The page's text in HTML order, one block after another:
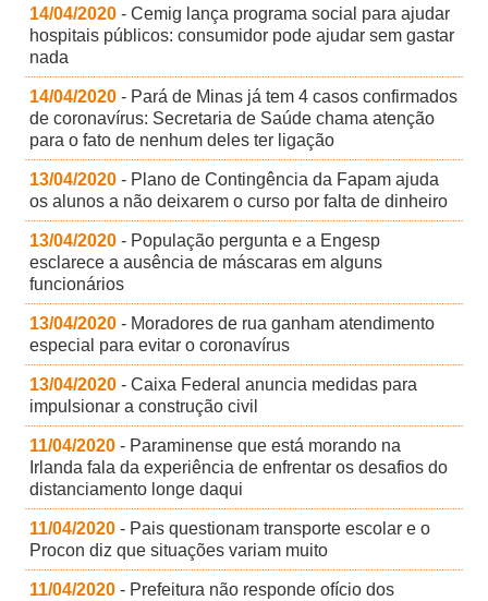
14/04/2020 - Cemig lança programa social para ajudar
hospitais públicos: consumidor pode ajudar sem gastar
nada
14/04/2020 - Pará de Minas já tem 4 casos confirmados
de coronavírus: Secretaria de Saúde chama atenção
para o fato de nenhum deles ter ligação
13/04/2020 - Plano de Contingência da Fapam ajuda
os alunos a não deixarem o curso por falta de dinheiro
13/04/2020 - População pergunta e a Engesp
esclarece a ausência de máscaras em alguns
funcionários
13/04/2020 - Moradores de rua ganham atendimento
especial para evitar o coronavírus
13/04/2020 - Caixa Federal anuncia medidas para
impulsionar a construção civil
11/04/2020 - Paraminense que está morando na
Irlanda fala da experiência de enfrentar os desafios do
distanciamento longe daqui
11/04/2020 - Pais questionam transporte escolar e o
Procon diz que situações variam muito
11/04/2020 - Prefeitura não responde ofício dos